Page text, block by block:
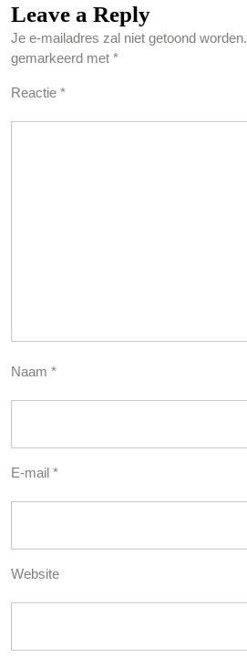
Leave a Reply
Je e-mailadres zal niet getoond worden.
gemarkeerd met *
Reactie *
Naam *
E-mail *
Website